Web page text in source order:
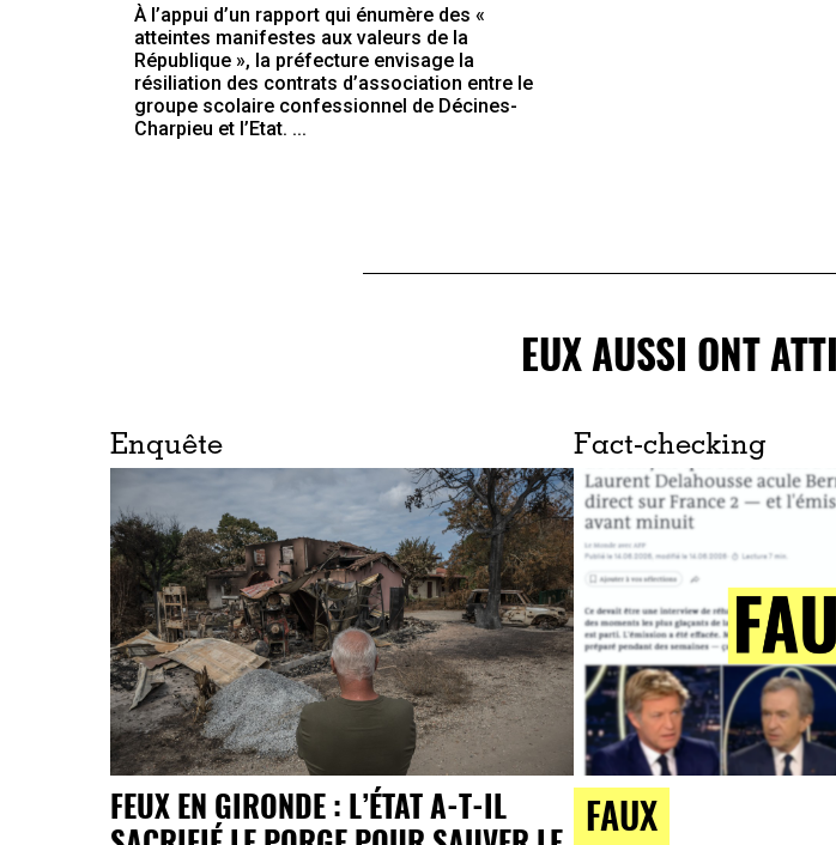
À l’appui d’un rapport qui énumère des «
atteintes manifestes aux valeurs de la
République », la préfecture envisage la
résiliation des contrats d’association entre le
groupe scolaire confessionnel de Décines-
Charpieu et l’Etat. ...
EUX AUSSI ONT
Enquête
FEUX EN GIRONDE : L’ÉTAT A-T-IL
Fact-checking
FAUX